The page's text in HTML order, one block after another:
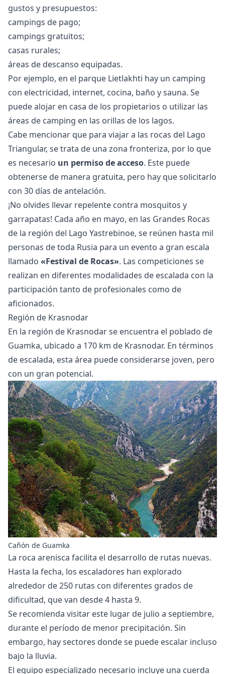
gustos y presupuestos:
campings de pago;
campings gratuitos;
casas rurales;
áreas de descanso equipadas.
Por ejemplo, en el parque Lietlakhti hay un camping
con electricidad, internet, cocina, baño y sauna. Se
puede alojar en casa de los propietarios o utilizar las
áreas de camping en las orillas de los lagos.
Cabe mencionar que para viajar a las rocas del Lago
Triangular, se trata de una zona fronteriza, por lo que
es necesario un permiso de acceso. Este puede
obtenerse de manera gratuita, pero hay que solicitarlo
con 30 días de antelación.
¡No olvides llevar repelente contra mosquitos y
garrapatas! Cada año en mayo, en las Grandes Rocas
de la región del Lago Yastrebinoe, se reúnen hasta mil
personas de toda Rusia para un evento a gran escala
llamado «Festival de Rocas». Las competiciones se
realizan en diferentes modalidades de escalada con la
participación tanto de profesionales como de
aficionados.
Región de Krasnodar
En la región de Krasnodar se encuentra el poblado de
Guamka, ubicado a 170 km de Krasnodar. En términos
de escalada, esta área puede considerarse joven, pero
con un gran potencial.
Cañón de Guamka
La roca arenisca facilita el desarrollo de rutas nuevas.
Hasta la fecha, los escaladores han explorado
alrededor de 250 rutas con diferentes grados de
dificultad, que van desde 4 hasta 9.
Se recomienda visitar este lugar de julio a septiembre,
durante el período de menor precipitación. Sin
embargo, hay sectores donde se puede escalar incluso
bajo la lluvia.
El equipo especializado necesario incluye una cuerda